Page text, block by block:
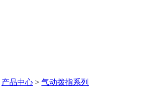
产品中心 > 气动拨指系列